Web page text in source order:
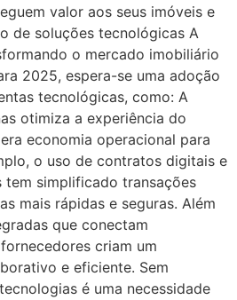
valor aos seus imóveis e
de soluções tecnológicas A
o mercado imobiliário
2025, espera-se uma adoção
tecnológicas, como: A
otimiza a experiência do
economia operacional para
o uso de contratos digitais e
tem simplificado transações
mais rápidas e seguras. Além
que conectam
criam um
e eficiente. Sem
é uma necessidade